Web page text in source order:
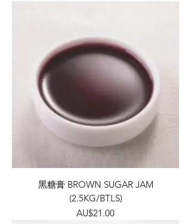
黑糖膏 BROWN SUGAR JAM
(2.5KG/BTLS)
價格
AU$21.00